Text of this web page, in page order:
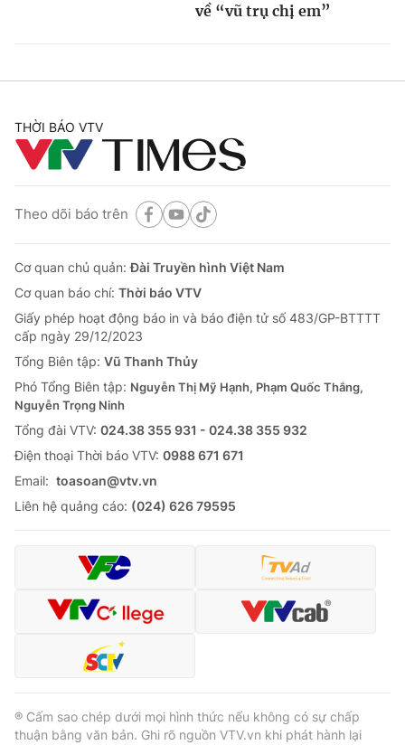
về “vũ trụ chị em”
THỜI BÁO VTV
Theo dõi báo trên
Cơ quan chủ quản:Đài Truyền hình Việt Nam
Cơ quan báo chí: Thời báo VTV
Giấy phép hoạt động báo in và báo điện tử số 483/GP-BTTTT
cấp ngày 29/12/2023
Tổng Biên tập: Vũ Thanh Thủy
Phó Tổng Biên tập: Nguyễn Thị Mỹ Hạnh, Phạm Quốc Thắng,
Nguyễn Trọng Ninh
Tổng đài VTV: 024.38 355 931 - 024.38 355 932
Ðiện thoại Thời báo VTV: 0988 671 671
Email: toasoan@vtv.vn
Liên hệ quảng cáo: (024) 626 79595
® Cấm sao chép dưới mọi hình thức nếu không có sự chấp
thuận bằng văn bản. Ghi rõ nguồn VTV.vn khi phát hành lại